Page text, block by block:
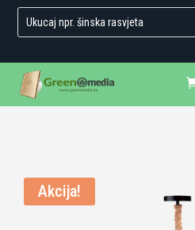
Akcija!